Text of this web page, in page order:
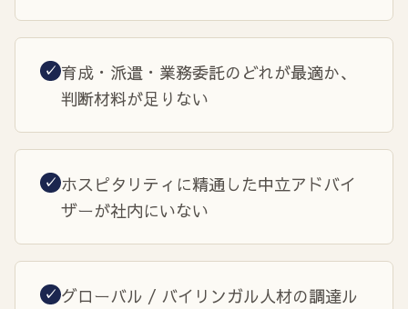
✓ 育成・派遣・業務委託のどれが最適か、
判断材料が足りない
✓ ホスピタリティに精通した中立アドバイ
ザーが社内にいない
✓ グローバル / バイリンガル人材の調達ル